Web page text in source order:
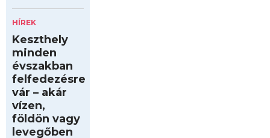
HÍREK
Keszthely
minden
évszakban
felfedezésre
vár – akár
vízen,
földön vagy
levegőben